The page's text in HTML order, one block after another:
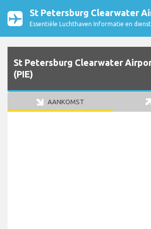
St Petersburg Clearwater
Essentiële Luchthaven Informatie en
St Petersburg Clearwater
(PIE)
AANKOMST